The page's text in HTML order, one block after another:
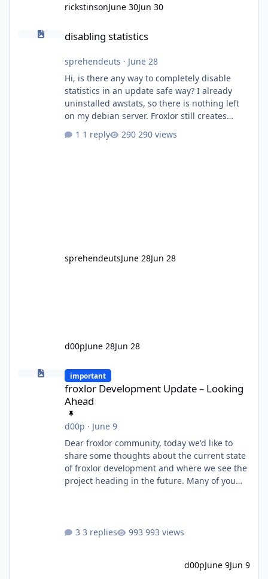
rickstinsonJune 30Jun 30
disabling statistics
disabling statistics
sprehendeuts · June 28
Hi, is there any way to completely disable
statistics in an update safe way? I already
uninstalled awstats, so there is nothing left
on my debian server. Froxlor still creates
folders/configs as I did not find any place to
disable statistics.
1 reply 290 views
sprehendeutsJune 28Jun 28
d00pJune 28Jun 28
froxlor Development Update – Looking Ahead
important
froxlor Development Update – Looking
Ahead
d00p · June 9
Dear froxlor community, today we'd like to
share some thoughts about the current state
of froxlor development and where we see the
project heading in the future. Many of you
over a decade, through countless releases,
always driven us: building something useful
3 replies 993 views
d00pJune 9Jun 9